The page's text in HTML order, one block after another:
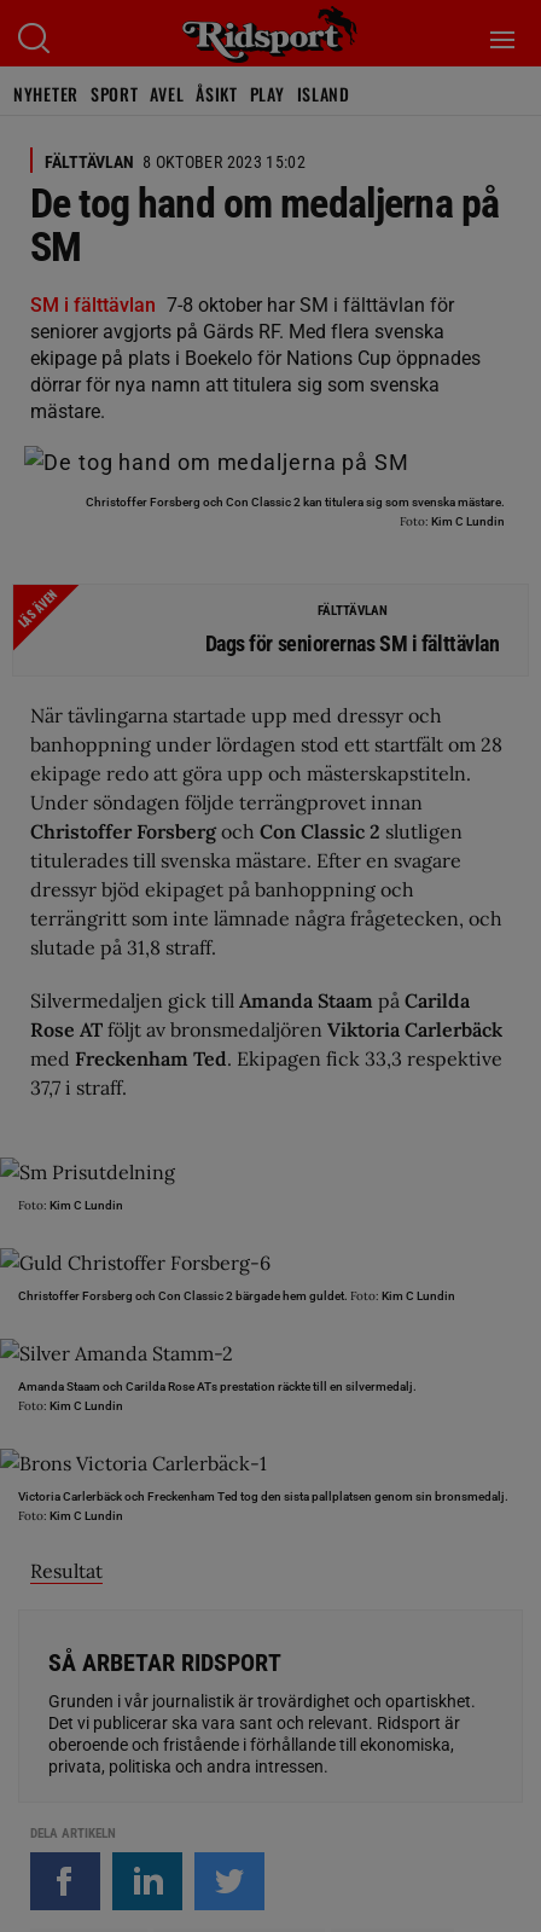
NYHETER SPORT AVEL ÅSIKT PLAY ISLAND
FÄLTTÄVLAN 8 OKTOBER 2023 15:02
De tog hand om medaljerna på
SM
SM i fälttävlan 7-8 oktober har SM i fälttävlan för
seniorer avgjorts på Gärds RF. Med flera svenska
ekipage på plats i Boekelo för Nations Cup öppnades
dörrar för nya namn att titulera sig som svenska
mästare.
Christoffer Forsberg och Con Classic 2 kan titulera sig som svenska mästare.
Foto: Kim C Lundin
LÄS ÄVEN FÄLTTÄVLAN
Dags för seniorernas SM i fälttävlan
När tävlingarna startade upp med dressyr och
banhoppning under lördagen stod ett startfält om 28
ekipage redo att göra upp och mästerskapstiteln.
Under söndagen följde terrängprovet innan
Christoffer Forsbergoch Con Classic 2 slutligen
titulerades till svenska mästare. Efter en svagare
dressyr bjöd ekipaget på banhoppning och
terrängritt som inte lämnade några frågetecken, och
slutade på 31,8 straff.
Silvermedaljen gick till Amanda Staam på Carilda
Rose AT följt av bronsmedaljören Viktoria Carlerbäck
med Freckenham Ted. Ekipagen fick 33,3 respektive
37,7 i straff.
Foto: Kim C Lundin
Christoffer Forsberg och Con Classic 2 bärgade hem guldet. Foto: Kim C Lundin
Amanda Staam och Carilda Rose ATs prestation räckte till en silvermedalj.
Foto: Kim C Lundin
Victoria Carlerbäck och Freckenham Ted tog den sista pallplatsen genom sin bronsmedalj.
Foto: Kim C Lundin
Resultat
SÅ ARBETAR RIDSPORT
Grunden i vår journalistik är trovärdighet och opartiskhet.
Det vi publicerar ska vara sant och relevant. Ridsport är
oberoende och fristående i förhållande till ekonomiska,
privata, politiska och andra intressen.
DELA ARTIKELN